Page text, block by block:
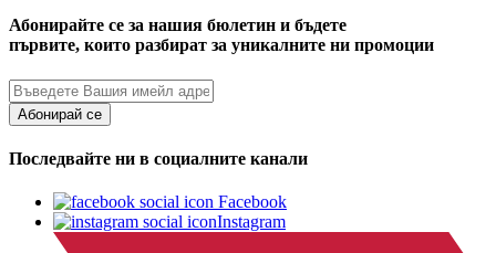
Абонирайте се за нашия бюлетин и бъдете
първите, които разбират за уникалните ни промоции
Абонирай се
Последвайте ни в социалните канали
Facebook
Instagram